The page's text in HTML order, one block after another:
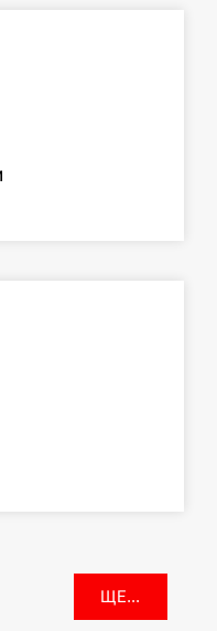
ЩЕ...